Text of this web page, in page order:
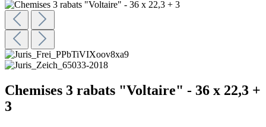
Chemises 3 rabats "Voltaire" - 36 x 22,3 +
3